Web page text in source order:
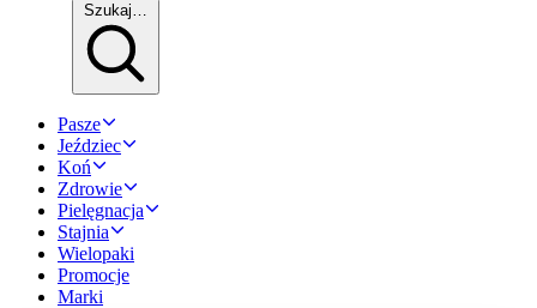
Szukaj…
Pasze
Jeździec
Koń
Zdrowie
Pielęgnacja
Stajnia
Wielopaki
Promocje
Marki